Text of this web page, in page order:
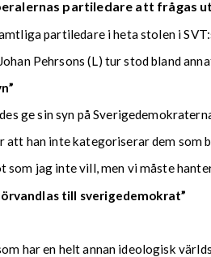
partiledare att frågas
partiledare i heta stolen i
Pehrsons (L) tur stod bland
ge sin syn på
att han inte kategoriserar dem
som jag inte vill, men vi måste
till sverigedemokrat”
har en helt annan ideologisk